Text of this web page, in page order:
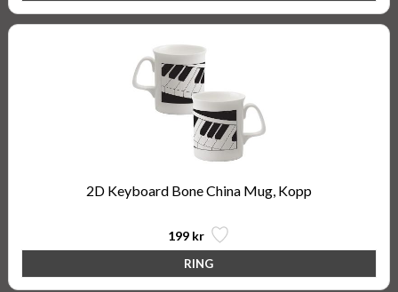
2D Keyboard Bone China Mug, Kopp
199 kr